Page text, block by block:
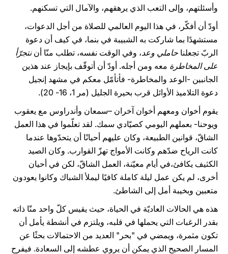
وأسئلتهم، وإلى التعب الذي يرهقهم، والآمال التي تسكنهم.
أودّ أن أفكّر، في هذا اليوم العالمي للصلاة من أجل الدعوات،
مستشهدًا بما شاركت به الشبيبة في بنما، في كيف أن دعوة
الربّ تجعلنا حاملي وعد، وفي الوقت نفسه، تطلب منّا أننتجرّأ
على المخاطرة معه ومن أجله. أودّ أن أتوقّف بإيجاز عند هذين
الجانبين -الوعد والمخاطرة- فأتأمّل معكم في مشهد إنجيل
دعوة التلاميذ الأوائل قرب بحيرة الجليل (مر 1، 16- 20).
يقوم أخوان ومعهم أخوان آخران –سمعان وأندراوس مع يعقوب
ويوحنا- بعملهم اليومي كصيّادي سمك. لقد تعلّموا في هذا العمل
الشاقّ، قوانين الطبيعة، وكان عليهم أحيانًا أن يتحدّوها عندما
كانت الرياح ضدّهم وكانت الأمواج تهزّ القوارب. وكان الصيد
الكثيف يكافئ،في أيام معيّنة، العمل الشاقّ، لكن في أحيان
أخرى، لم يكن عمل ليلة كاملة كافيًا ليملأ الشباك وكانوا يعودون
متعبين وبخيبة أمل إلى الشاطئ.
هذه هي الحالات العاديّة في الحياة، حيث يقيس كلّ واحد منّا ذاته
بقدر الرغبات التي يحملها في قلبه، ويلتزم في أنشطة يأمل أن
تكون مثمرة، ويمضي في "بحر" العديد من الاحتمالات بحثًا عن
المسار الصحيح الذي يمكن أن يروي عطشه إلى السعادة. فيفرح